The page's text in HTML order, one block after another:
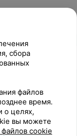
сбора
файлов
время.
о целях,
вы можете
cookie